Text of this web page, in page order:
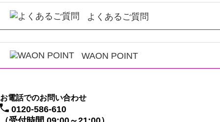
よくあるご質問
WAON POINT
お電話でのお問い合わせ
0120-586-610